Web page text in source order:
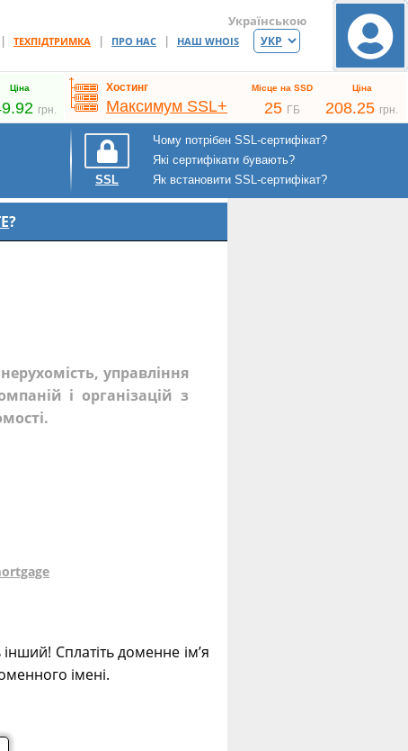
| ТЕХПІДТРИМКА | ПРО НАС | НАШ WHOIS
Українською
Ціна
грн.
Хостинг
Максимум SSL+
Місце на SSD Ціна
25 ГБ 208.25 грн.
SSL
Чому потрібен SSL-сертифікат?
Які сертифікати бувають?
Як встановити SSL-сертифікат?
?
нерухомість, управління
і організацій з
Сплатіть доменне ім’я
імені.